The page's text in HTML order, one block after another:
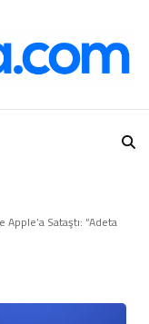
Sataştı: “Adeta